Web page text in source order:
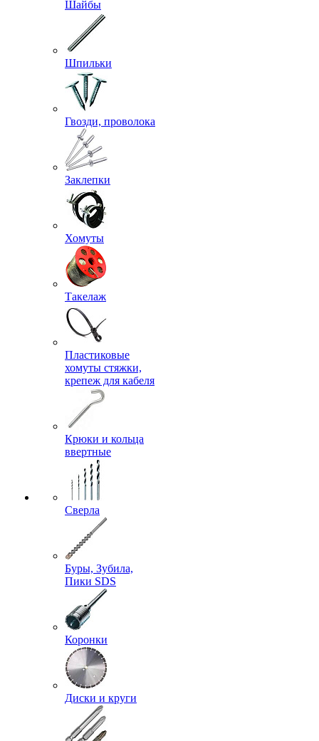
Шайбы
Шпильки
Гвозди, проволока
Заклепки
Хомуты
Такелаж
Пластиковые
хомуты стяжки,
крепеж для кабеля
Крюки и кольца
ввертные
Сверла
Буры, Зубила,
Пики SDS
Коронки
Диски и круги